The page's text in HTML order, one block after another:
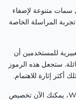
سمات متنوعة لإضفاء
المراسلة الخاصة
للمستخدمين أن
ستجعل هذه الرموز
أكثر إثارة للاهتمام.
مع هذه النسخة المعدلة من WhatsApp، يمكنك الآن تخصيص